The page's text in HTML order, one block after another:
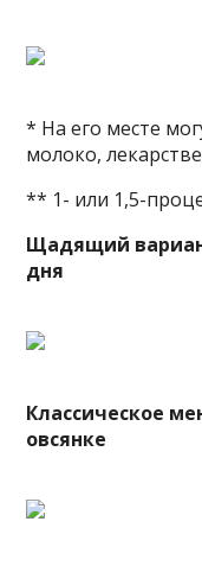
* На его месте
молоко,
** 1- или 1,5-
Щадящий
дня
Классическое
овсянке